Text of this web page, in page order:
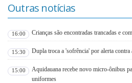
Outras notícias
16:00 Crianças são encontradas trancadas e
15:30 Dupla troca a 'sofrência' por alerta
15:00
Aquidauana recebe novo micro-ônibus
uniformes